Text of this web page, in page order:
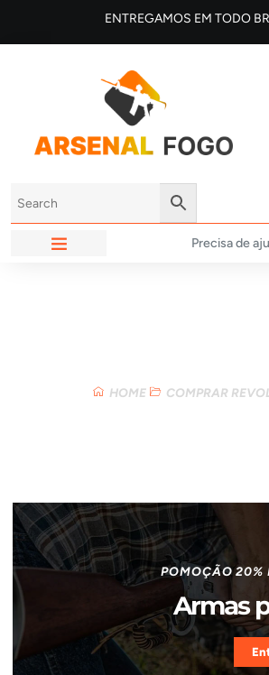
ENTREGAMOS EM TODO
Precisa de
HOME COMPRAR
POMOÇÃO 20%
Armas